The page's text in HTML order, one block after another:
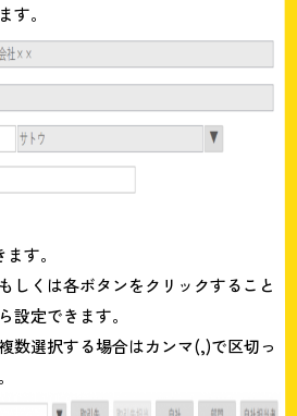
す。
す。
しくは各ボタンをクリックすること
設定できます。
数選択する場合はカンマ(,)で区切っ